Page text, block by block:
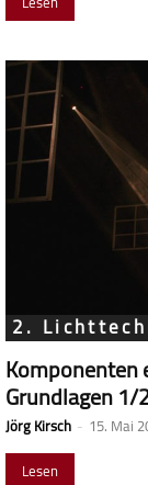
2.
Komponenten
Grundlagen 1/
Jörg Kirsch - 15. Mai
Lesen